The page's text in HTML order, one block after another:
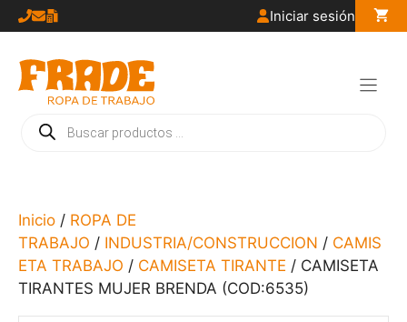
Saltar
al
contenido
Iniciar sesión
Búsqueda
de
Inicio / ROPA DE
TRABAJO / INDUSTRIA/CONSTRUCCION / CAMIS
ETA TRABAJO / CAMISETA TIRANTE / CAMISETA
TIRANTES MUJER BRENDA (COD:6535)